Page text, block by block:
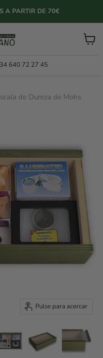
A PARTIR DE 70€
640 72 27 45
Ver
de Dureza de Mohs
Pulse para acercar